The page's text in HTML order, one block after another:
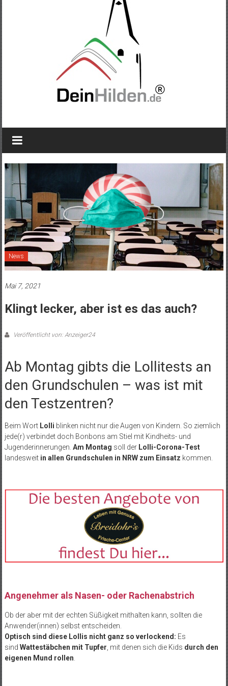
News
Mai 7, 2021
Klingt lecker, aber ist es das auch?
Veröffentlicht von: Anzeiger24
Ab Montag gibts die Lollitests an
den Grundschulen – was ist mit
den Testzentren?
Beim Wort Lolli blinken nicht nur die Augen von Kindern. So ziemlich
jede(r) verbindet doch Bonbons am Stiel mit Kindheits- und
Jugenderinnerungen. Am Montag soll der Lolli-Corona-Test
landesweit in allen Grundschulen in NRW zum Einsatz kommen.
Angenehmer als Nasen- oder Rachenabstrich
Ob der aber mit der echten Süßigkeit mithalten kann, sollten die
Anwender(innen) selbst entscheiden.
Optisch sind diese Lollis nicht ganz so verlockend: Es
sind Wattestäbchen mit Tupfer , mit denen sich die Kids durch den
eigenen Mund rollen